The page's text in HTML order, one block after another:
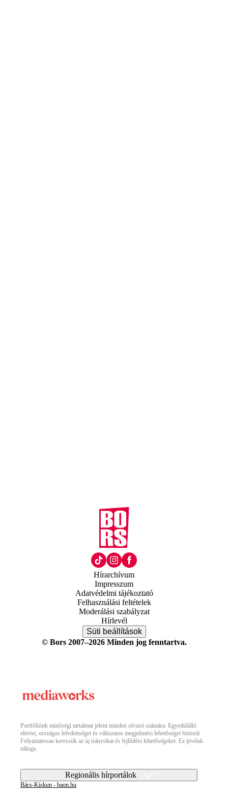
Hírarchívum
Impresszum
Adatvédelmi tájékoztató
Felhasználási feltételek
Moderálási szabályzat
Hírlevél
Süti beállítások
© Bors 2007–2026 Minden jog fenntartva.
Portfóliónk minőségi tartalmat jelent minden olvasó számára. Egyedülálló
elérést, országos lefedettséget és változatos megjelenési lehetőséget biztosít.
Folyamatosan keressük az új irányokat és fejlődési lehetőségeket. Ez jövőnk
záloga.
Regionális hírportálok
Bács-Kiskun - baon.hu